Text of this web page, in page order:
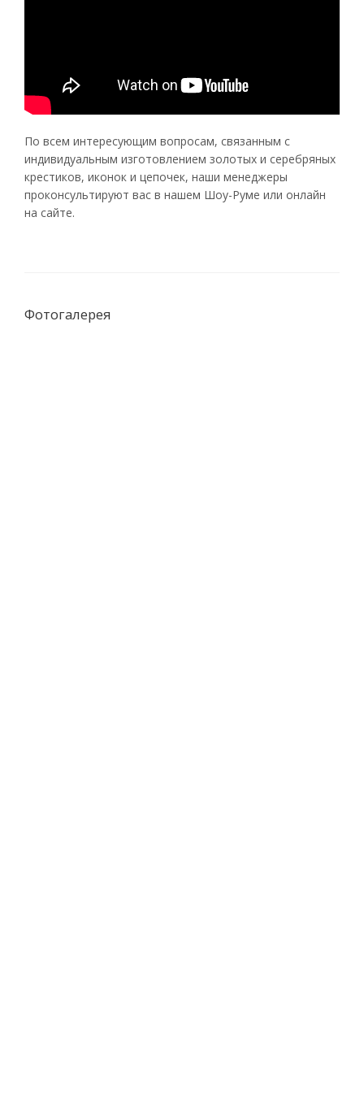
По всем интересующим вопросам, связанным с
индивидуальным изготовлением золотых и серебряных
крестиков, иконок и цепочек, наши менеджеры
проконсультируют вас в нашем Шоу-Руме или онлайн
на сайте.
Фотогалерея